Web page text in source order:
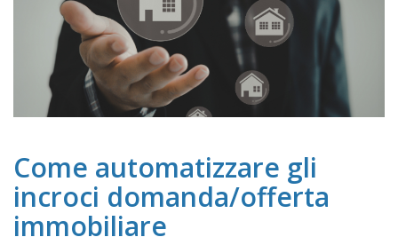
Come automatizzare gli
incroci domanda/offerta
immobiliare